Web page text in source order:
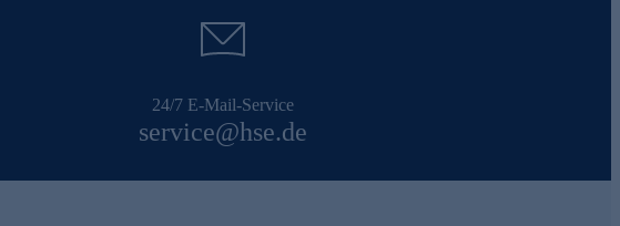
24/7 E-Mail-Service
service@hse.de